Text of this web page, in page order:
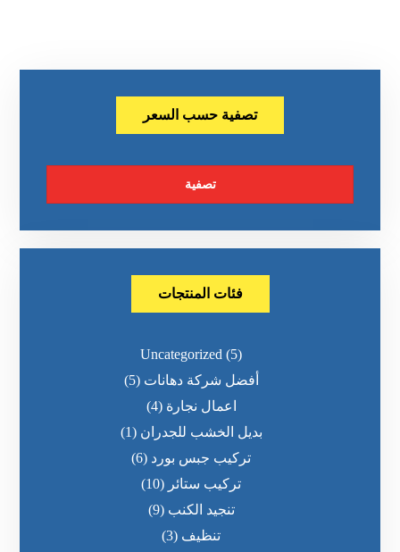
تصفية حسب السعر
تصفية
فئات المنتجات
Uncategorized (5)
أفضل شركة دهانات (5)
اعمال نجارة (4)
بديل الخشب للجدران (1)
تركيب جبس بورد (6)
تركيب ستائر (10)
تنجيد الكنب (9)
تنظيف (3)